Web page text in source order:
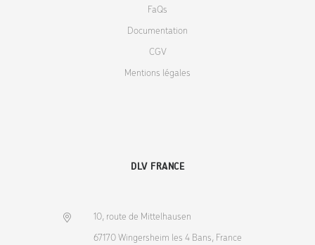
FaQs
Documentation
CGV
Mentions légales
DLV FRANCE
10, route de Mittelhausen
67170 Wingersheim les 4 Bans, France